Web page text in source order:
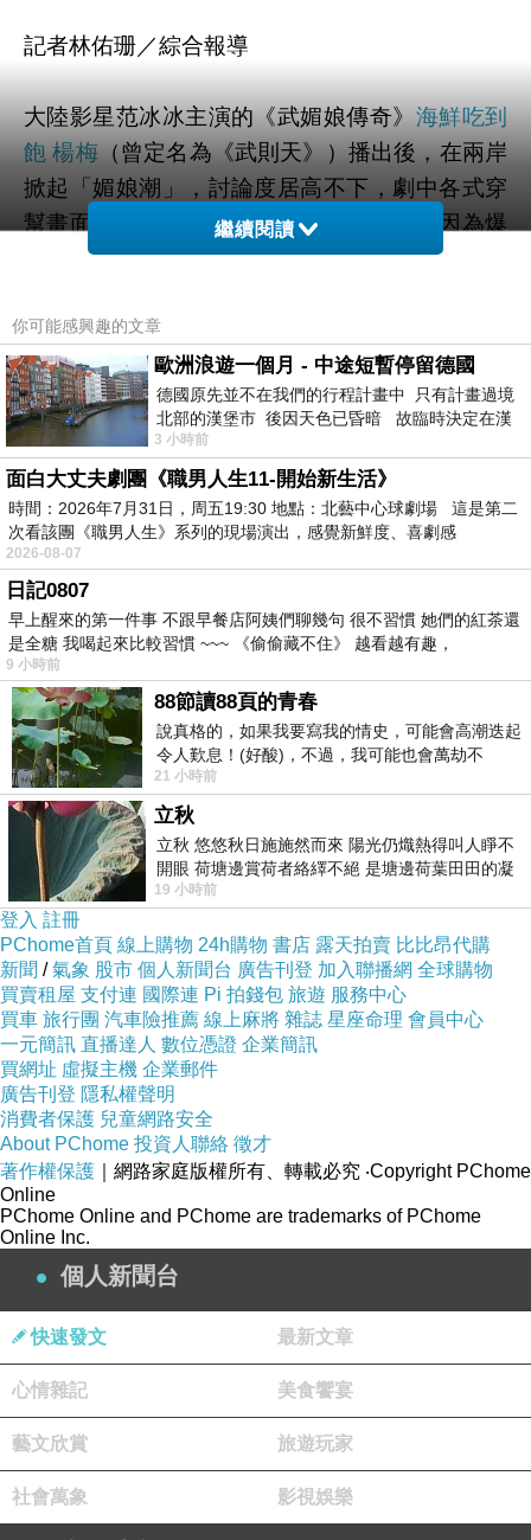
記者林佑珊／綜合報導
大陸影星范冰冰主演的《武媚娘傳奇》 海鮮吃到
飽 楊梅（曾定名為《武則天》）播出後，在兩岸
掀起「媚娘潮」，討論度居高不下，劇中各式穿
幫畫面還不斷被網友翻出。不過，繼上回因為爆
乳畫面「有礙健康」遭到當地相關單位勒令停播
飾演，連大臣下跪露大腿的走光畫面也在網路瘋
傳。
▲▼《武媚娘》由范冰冰主演，播出後討論度極
高，中，大臣長孫無忌蹲下大腿走光的截圖畫
面，很快就在網路四散。（圖／翻攝自《新浪視
頻》、翻攝《網易娛樂》、新浪微博）
《武媚娘》近日播出的集數中，有眼尖的網友發
現，一幕群臣上朝準備跪安的場景中，由演員王
繪春飾演的「長孫無忌」大人，竟在跪下的一瞬
間，撩起衣服下襬，竟露出光溜溜的大腿，截圖
畫面一曝光，很快就在網路瘋傳。由於當初該劇
因為露奶「尺度」太大，一度遭到當地相關單位
禁播，最後爆乳畫面全被剪光光才得以復播，因
此這回尺度又有「新突破」，讓許多網友忍不住
調侃「褲子呢？」還有人語帶嘲諷地說，「長孫
褲子都脫了，說好的露胸呢？」引發熱烈迴響。
▼《武媚娘》大臣沒穿褲子走光畫面。（影音來
自《新浪視頻》，如遭移除請見諒。）
(記者黃秀麗新北報導)為推動性別工作平權，並
協助勞工朋友在家庭與工作生活間取得平?，新
北市勞工局積極輔導企業設置哺（集）新竹 火鍋
推薦乳室、托兒設施或措施，最高補助可達200
萬元，106年第1期自即日起受理至2月28日止，
歡迎轄內事業單位提出申請。勞工局期待與雇主
共同解決員工托育照顧問題，打造健全的職場與
家庭生活。
勞工局長謝政達表示，新北市每年均訂有相關經
費補助計畫，只要是登記在新北市的事業單位有
意願設立托嬰中心或幼兒園等托兒設施，勞工局
繼續閱讀
你可能感興趣的文章
歐洲浪遊一個月 - 中途短暫停留德國
德國原先並不在我們的行程計畫中 只有計畫過境
北部的漢堡市 後因天色已昏暗 故臨時決定在漢
堡市吃晚餐和過夜
3 小時前
面白大丈夫劇團《職男人生11-開始新生活》
時間：2026年7月31日，周五19:30 地點：北藝中心球劇場 這是第二
次看該團《職男人生》系列的現場演出，感覺新鮮度、喜劇感
2026-08-07
日記0807
早上醒來的第一件事 不跟早餐店阿姨們聊幾句 很不習慣 她們的紅茶還
是全糖 我喝起來比較習慣 ~~~ 《偷偷藏不住》 越看越有趣，
9 小時前
88節讀88頁的青春
說真格的，如果我要寫我的情史，可能會高潮迭起
令人歎息！(好酸)，不過，我可能也會萬劫不
復...，每天跪鍵盤還是被判了花心的罪
21 小時前
立秋
立秋 悠悠秋日施施然而來 陽光仍熾熱得叫人睜不
開眼 荷塘邊賞荷者絡繹不絕 是塘邊荷葉田田的凝
望 風中飄逸的是映日荷花別樣紅
19 小時前
登入 註冊
PChome首頁 線上購物 24h購物 書店 露天拍賣 比比昂代購
新聞 /氣象 股市 個人新聞台 廣告刊登 加入聯播網 全球購物
買賣租屋 支付連 國際連 Pi 拍錢包 旅遊 服務中心
買車 旅行團 汽車險推薦 線上麻將 雜誌 星座命理 會員中心
一元簡訊 直播達人 數位憑證 企業簡訊
買網址 虛擬主機 企業郵件
廣告刊登 隱私權聲明
消費者保護 兒童網路安全
About PChome 投資人聯絡 徵才
著作權保護 ｜網路家庭版權所有、轉載必究 ‧Copyright PChome
Online
PChome Online and PChome are trademarks of PChome
Online Inc.
個人新聞台
快速發文 最新文章
心情雜記 美食饗宴
藝文欣賞 旅遊玩家
社會萬象 影視娛樂